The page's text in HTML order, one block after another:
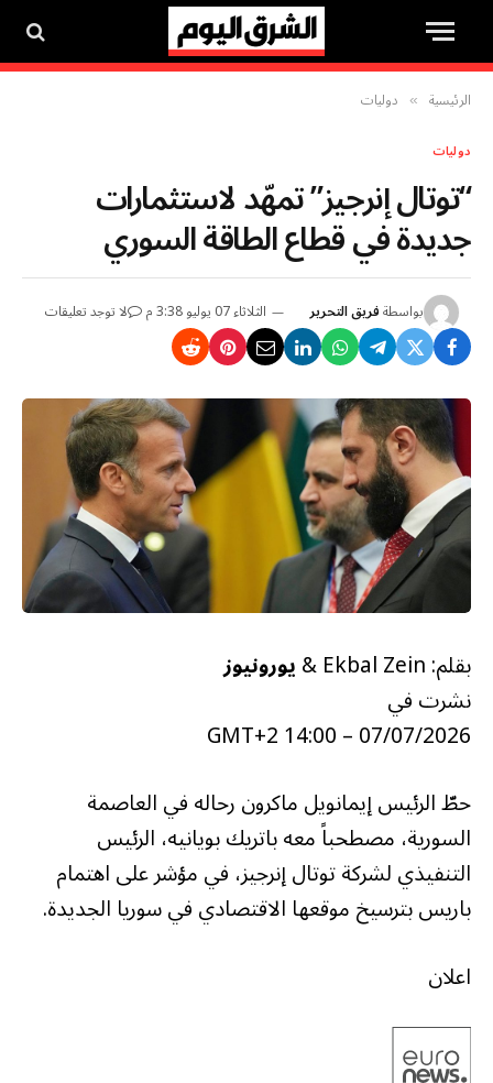
الرئيسية » دوليات
دوليات
“توتال إنرجيز” تمهّد لاستثمارات
جديدة في قطاع الطاقة السوري
بواسطةفريق التحرير الثلاثاء 07 يوليو 3:38 م لا توجد تعليقات
بقلم: Ekbal Zein &
يورونيوز
نشرت في
07/07/2026 – 14:00 GMT+2
حطّ الرئيس إيمانويل ماكرون رحاله في العاصمة
السورية، مصطحباً معه باتريك بويانيه، الرئيس
التنفيذي لشركة توتال إنرجيز، في مؤشر على اهتمام
باريس بترسيخ موقعها الاقتصادي في سوريا الجديدة.
اعلان